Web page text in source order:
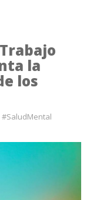
la
los
#SaludMental